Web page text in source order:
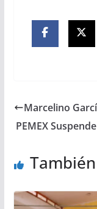
Marcelino
PEMEX